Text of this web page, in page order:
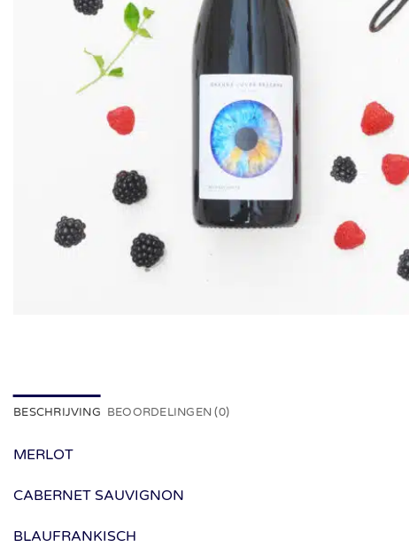
BESCHRIJVING BEOORDELINGEN (0)
MERLOT
CABERNET SAUVIGNON
BLAUFRANKISCH